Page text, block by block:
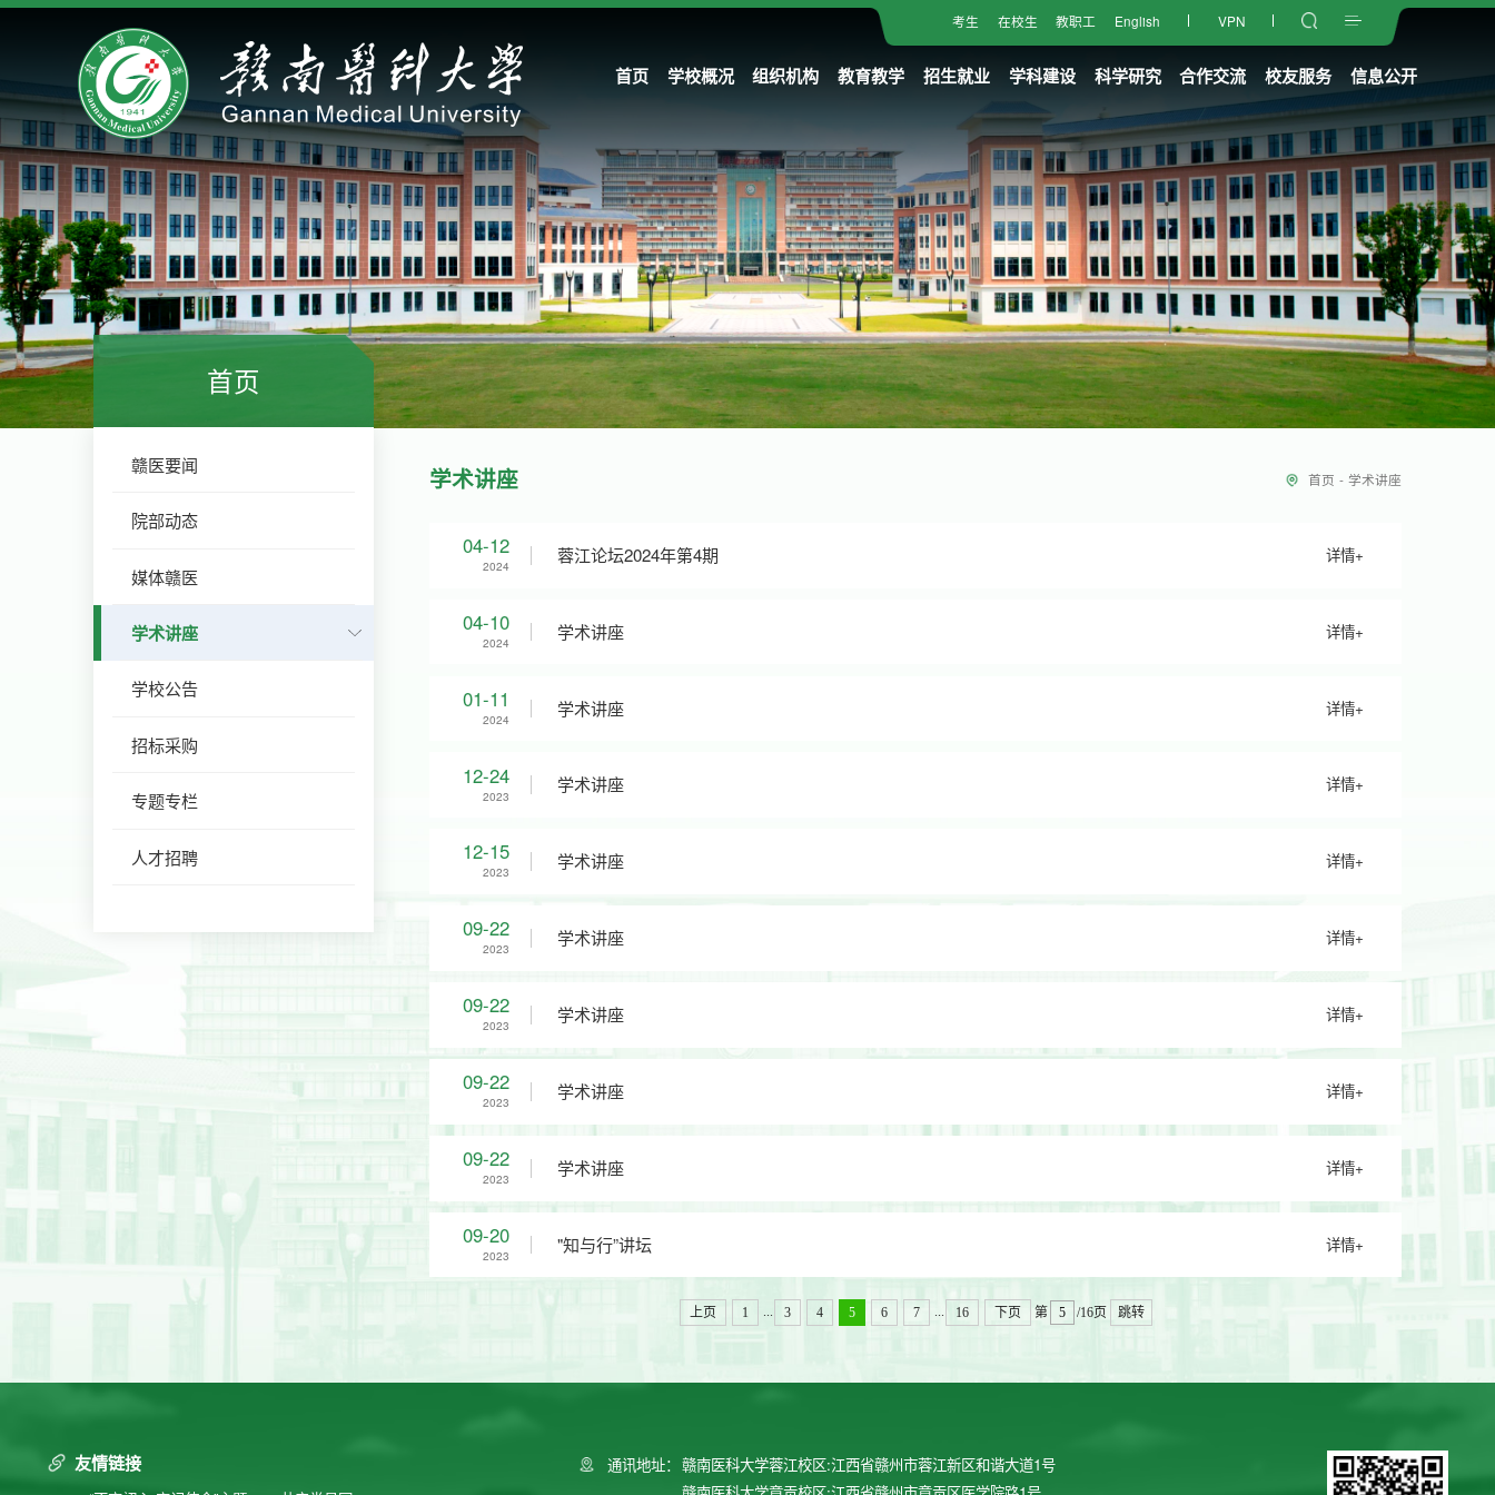
考生 在校生 教职工 English VPN
首页 学校概况 组织机构 教育教学 招生就业 学科建设 科学研究 合作交流 校友服务 信息公开
首页
赣医要闻
院部动态
媒体赣医
学术讲座
学校公告
招标采购
专题专栏
人才招聘
学术讲座 首页 - 学术讲座
04-12
2024 蓉江论坛2024年第4期 详情+
04-10
2024 学术讲座 详情+
01-11
2024 学术讲座 详情+
12-24
2023 学术讲座 详情+
12-15
2023 学术讲座 详情+
09-22
2023 学术讲座 详情+
09-22
2023 学术讲座 详情+
09-22
2023 学术讲座 详情+
09-22
2023 学术讲座 详情+
09-20
2023 "知与行”讲坛 详情+
上页 1 ... 3 4 5 6 7 ... 16 下页 第 /16页 跳转
友情链接 通讯地址： 赣南医科大学蓉江校区:江西省赣州市蓉江新区和谐大道1号